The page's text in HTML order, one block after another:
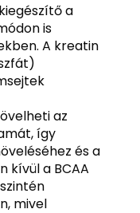
a
is
A kreatin
az
így
és a
kívül a BCAA
mivel